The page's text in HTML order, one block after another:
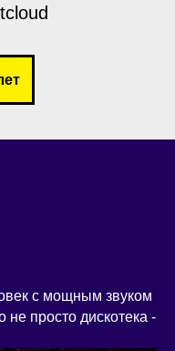
с мощным звуком
просто дискотека -